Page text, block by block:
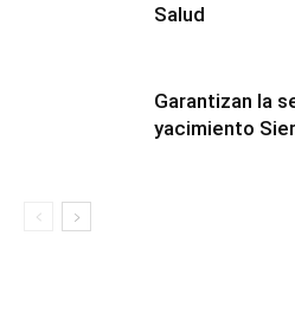
Salud
Garantizan la
yacimiento